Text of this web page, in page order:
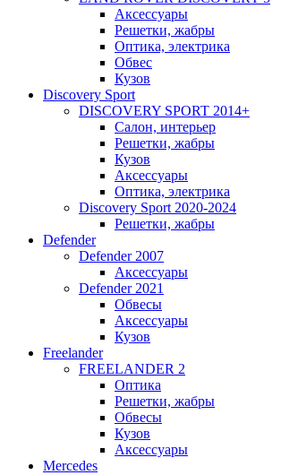
Аксессуары
Решетки, жабры
Оптика, электрика
Обвес
Кузов
Discovery Sport
DISCOVERY SPORT 2014+
Салон, интерьер
Решетки, жабры
Кузов
Аксессуары
Оптика, электрика
Discovery Sport 2020-2024
Решетки, жабры
Defender
Defender 2007
Аксессуары
Defender 2021
Обвесы
Аксессуары
Кузов
Freelander
FREELANDER 2
Оптика
Решетки, жабры
Обвесы
Кузов
Аксессуары
Mercedes